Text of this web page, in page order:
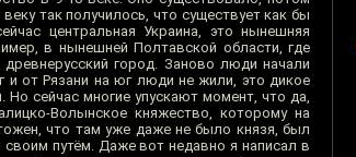
так получилось, что существует как бы
центральная Украина, это нынешняя
в нынешней Полтавской области, где
город. Заново люди начали
и от Рязани на юг люди не жили, это дикое
сейчас многие упускают момент, что да,
Волынское княжество, которому на
что там уже даже не было князя, был
путём. Даже вот недавно я написал в